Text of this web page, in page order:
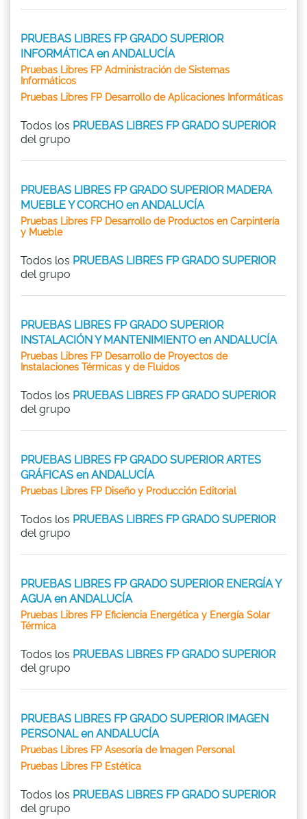
PRUEBAS LIBRES FP GRADO SUPERIOR
INFORMÁTICA en ANDALUCÍA
Pruebas Libres FP Administración de Sistemas
Informáticos
Pruebas Libres FP Desarrollo de Aplicaciones Informáticas
Todos los PRUEBAS LIBRES FP GRADO SUPERIOR
del grupo
PRUEBAS LIBRES FP GRADO SUPERIOR MADERA
MUEBLE Y CORCHO en ANDALUCÍA
Pruebas Libres FP Desarrollo de Productos en Carpintería
y Mueble
Todos los PRUEBAS LIBRES FP GRADO SUPERIOR
del grupo
PRUEBAS LIBRES FP GRADO SUPERIOR
INSTALACIÓN Y MANTENIMIENTO en ANDALUCÍA
Pruebas Libres FP Desarrollo de Proyectos de
Instalaciones Térmicas y de Fluidos
Todos los PRUEBAS LIBRES FP GRADO SUPERIOR
del grupo
PRUEBAS LIBRES FP GRADO SUPERIOR ARTES
GRÁFICAS en ANDALUCÍA
Pruebas Libres FP Diseño y Producción Editorial
Todos los PRUEBAS LIBRES FP GRADO SUPERIOR
del grupo
PRUEBAS LIBRES FP GRADO SUPERIOR ENERGÍA Y
AGUA en ANDALUCÍA
Pruebas Libres FP Eficiencia Energética y Energía Solar
Térmica
Todos los PRUEBAS LIBRES FP GRADO SUPERIOR
del grupo
PRUEBAS LIBRES FP GRADO SUPERIOR IMAGEN
PERSONAL en ANDALUCÍA
Pruebas Libres FP Asesoría de Imagen Personal
Pruebas Libres FP Estética
Todos los PRUEBAS LIBRES FP GRADO SUPERIOR
del grupo